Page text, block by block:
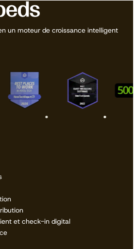
un moteur de croissance intelligent
et check-in digital